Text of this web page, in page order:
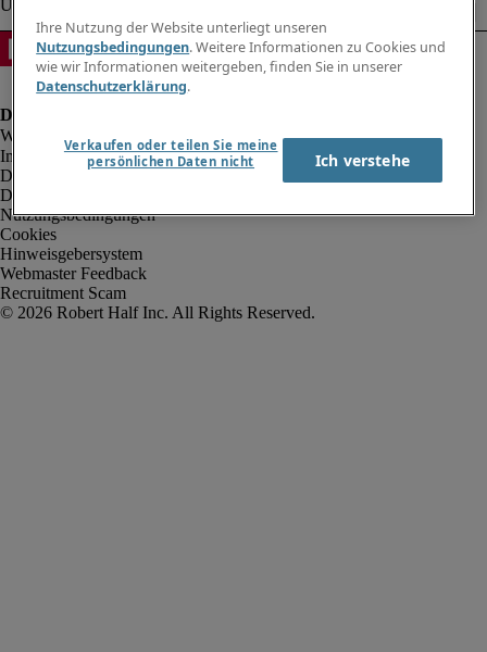
Impressum
Datenschutz
Datenschutz Arbeitnehmer/Zeitarbeitskräfte
Nutzungsbedingungen
Cookies
Hinweisgebersystem
Webmaster Feedback
Recruitment Scam
Ihre Nutzung der Website unterliegt unseren
Nutzungsbedingungen. Weitere Informationen zu Cookies und
wie wir Informationen weitergeben, finden Sie in unserer
Datenschutzerklärung.
Verkaufen oder teilen Sie meine
persönlichen Daten nicht
Ich verstehe